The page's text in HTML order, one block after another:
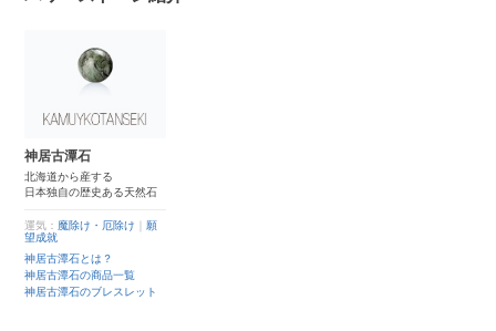
神居古潭石
北海道から産する
日本独自の歴史ある天然石
運気： 魔除け・厄除け
願
望成就
神居古潭石とは？
神居古潭石の商品一覧
神居古潭石のブレスレット